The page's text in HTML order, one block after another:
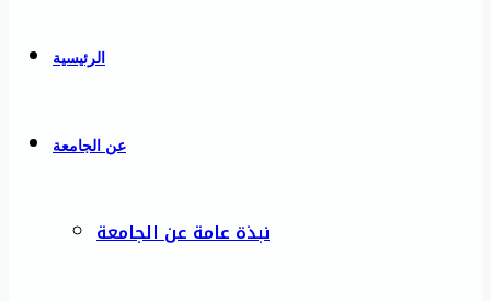
الرئيسية
عن الجامعة
نبذة عامة عن الجامعة